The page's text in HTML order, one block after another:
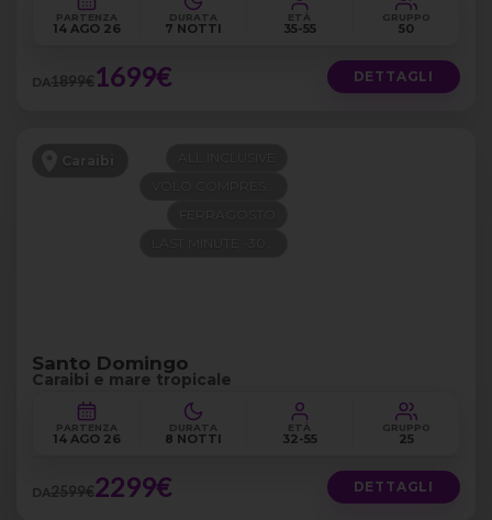
PARTENZA
14 AGO 26
DURATA
7 NOTTI
ETÀ
35-55
GRUPPO
50
DA1899€1699€ DETTAGLI
Caraibi
Santo Domingo
Caraibi e mare tropicale
PARTENZA
14 AGO 26
DURATA
8 NOTTI
ETÀ
32-55
GRUPPO
25
DA2599€2299€ DETTAGLI